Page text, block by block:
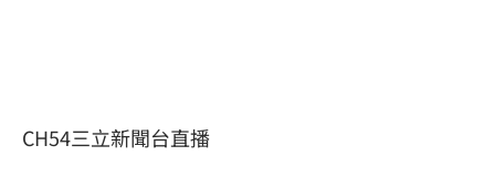
CH54三立新聞台直播